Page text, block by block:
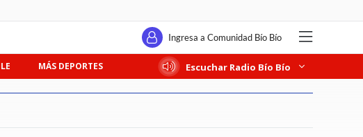
Ingresa a Comunidad Bío Bío
MÁS DEPORTES Escuchar Radio Bío Bío